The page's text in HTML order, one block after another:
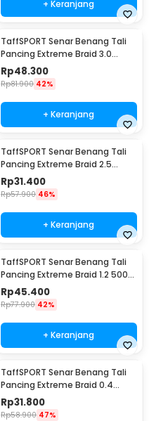
+ Keranjang
TaffSPORT Senar Benang Tali
Pancing Extreme Braid 3.0
500M - FM-PEL
Rp48.300
Rp81.900 42%
+ Keranjang
TaffSPORT Senar Benang Tali
Pancing Extreme Braid 2.5
300M - FM-PEL
Rp31.400
Rp57.900 46%
+ Keranjang
TaffSPORT Senar Benang Tali
Pancing Extreme Braid 1.2 500M
- FM-PEL
Rp45.400
Rp77.900 42%
+ Keranjang
TaffSPORT Senar Benang Tali
Pancing Extreme Braid 0.4
300M - FM-PEL
Rp31.800
Rp58.900 47%